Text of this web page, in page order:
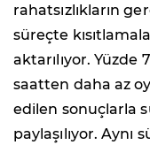
rahatsızlıkların
süreçte
aktarılıyor. Yüzde
saatten daha az
edilen sonuçlarla
paylaşılıyor. Aynı